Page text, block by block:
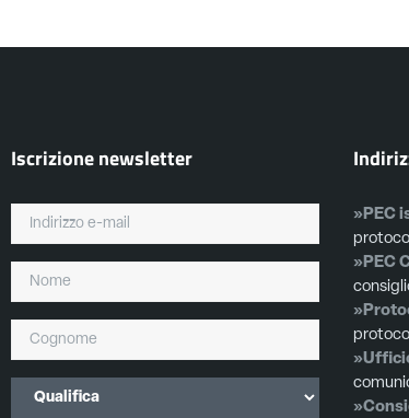
Iscrizione newsletter
»PEC
»PEC